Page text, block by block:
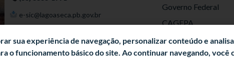
e-sic@lagoaseca.pb.gov.br
Governo Federal
CAGEPA
DETRAN
Energisa
sua experiência de navegação, personalizar conteúdo e
o funcionamento básico do site. Ao continuar navegando, você